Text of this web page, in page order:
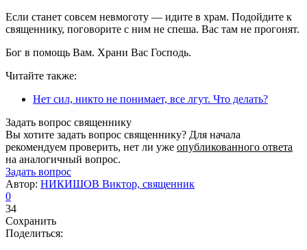
Если станет совсем невмоготу — идите в храм. Подойдите к
священнику, поговорите с ним не спеша. Вас там не прогонят.
Бог в помощь Вам. Храни Вас Господь.
Читайте также:
Нет сил, никто не понимает, все лгут. Что делать?
Задать вопрос священнику
Вы хотите задать вопрос священнику? Для начала
рекомендуем проверить, нет ли уже опубликованного ответа
на аналогичный вопрос.
Задать вопрос
Автор: НИКИШОВ Виктор, священник
0
34
Сохранить
Поделиться: